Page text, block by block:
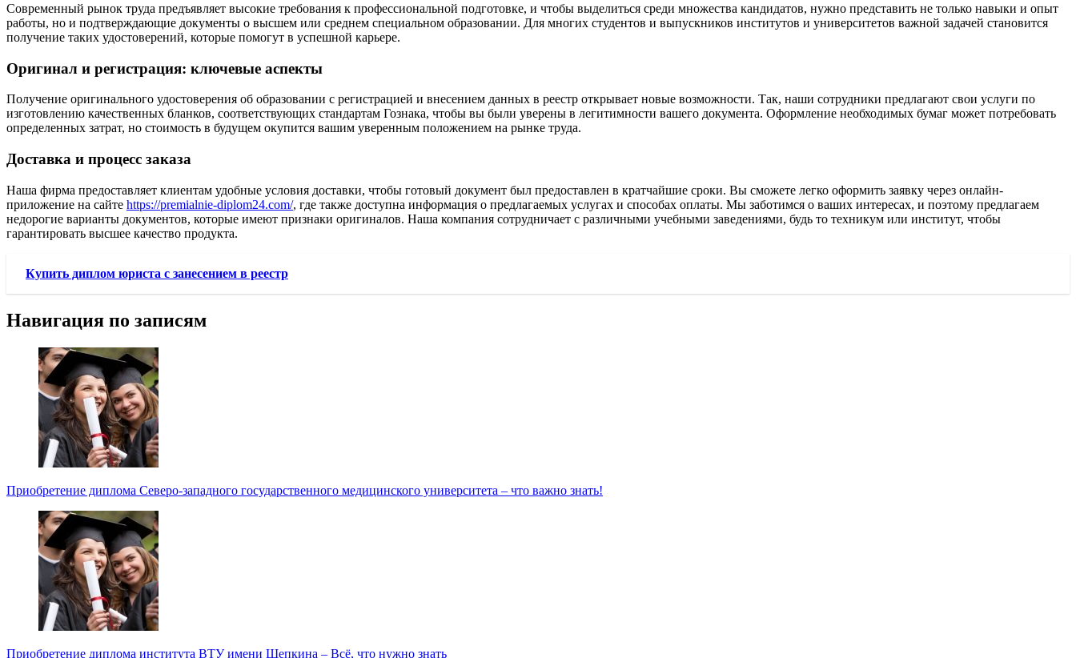
Современный рынок труда предъявляет высокие требования к профессиональной подготовке, и чтобы выделиться среди множества кандидатов, нужно представить не только навыки и опыт
работы, но и подтверждающие документы о высшем или среднем специальном образовании. Для многих студентов и выпускников институтов и университетов важной задачей становится
получение таких удостоверений, которые помогут в успешной карьере.
Оригинал и регистрация: ключевые аспекты
Получение оригинального удостоверения об образовании с регистрацией и внесением данных в реестр открывает новые возможности. Так, наши сотрудники предлагают свои услуги по
изготовлению качественных бланков, соответствующих стандартам Гознака, чтобы вы были уверены в легитимности вашего документа. Оформление необходимых бумаг может потребовать
определенных затрат, но стоимость в будущем окупится вашим уверенным положением на рынке труда.
Доставка и процесс заказа
Наша фирма предоставляет клиентам удобные условия доставки, чтобы готовый документ был предоставлен в кратчайшие сроки. Вы сможете легко оформить заявку через онлайн-
приложение на сайте https://premialnie-diplom24.com/, где также доступна информация о предлагаемых услугах и способах оплаты. Мы заботимся о ваших интересах, и поэтому предлагаем
недорогие варианты документов, которые имеют признаки оригиналов. Наша компания сотрудничает с различными учебными заведениями, будь то техникум или институт, чтобы
гарантировать высшее качество продукта.
Купить диплом юриста с занесением в реестр
Навигация по записям
Приобретение диплома Северо-западного государственного медицинского университета – что важно знать!
Приобретение диплома института ВТУ имени Щепкина – Всё, что нужно знать